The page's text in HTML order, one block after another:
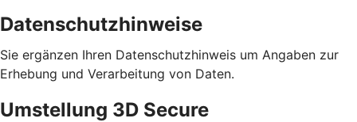
Datenschutzhinweise
Sie ergänzen Ihren Datenschutzhinweis um Angaben zur
Erhebung und Verarbeitung von Daten.
Umstellung 3D Secure